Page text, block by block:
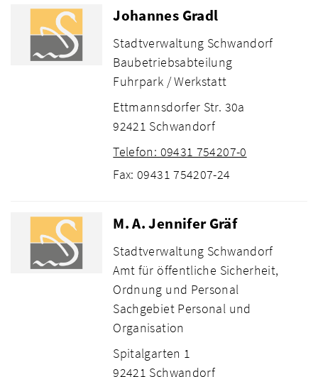
Johannes Gradl
Stadtverwaltung Schwandorf
Baubetriebsabteilung
Fuhrpark / Werkstatt
Ettmannsdorfer Str. 30a
92421 Schwandorf
Telefon: 09431 754207-0
Fax: 09431 754207-24
M. A. Jennifer Gräf
Stadtverwaltung Schwandorf
Amt für öffentliche Sicherheit,
Ordnung und Personal
Sachgebiet Personal und
Organisation
Spitalgarten 1
92421 Schwandorf